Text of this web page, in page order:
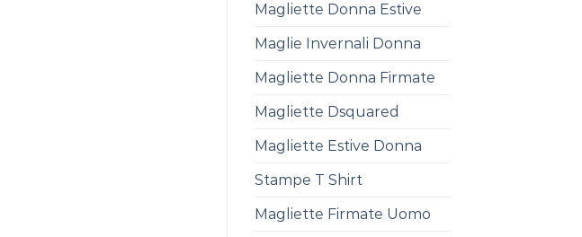
Magliette Donna Estive
Maglie Invernali Donna
Magliette Donna Firmate
Magliette Dsquared
Magliette Estive Donna
Stampe T Shirt
Magliette Firmate Uomo